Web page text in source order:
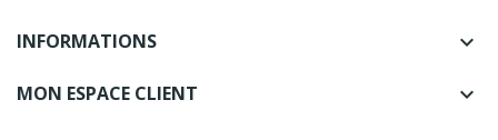
INFORMATIONS 
MON ESPACE CLIENT
